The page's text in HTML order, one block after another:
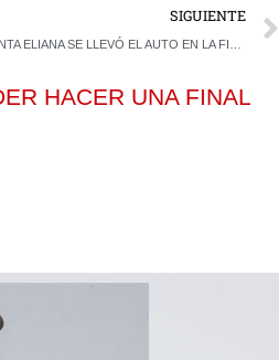
SIGUIENTE
HACER UNA FINAL